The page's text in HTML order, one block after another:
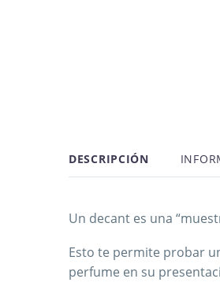
DESCRIPCIÓN
Un decant es una
Esto te permite probar
perfume en su